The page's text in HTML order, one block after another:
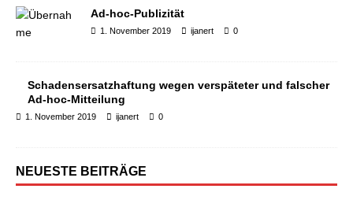
Ad-hoc-Publizität
1. November 2019 ijanert 0
Schadensersatzhaftung wegen verspäteter und falscher
Ad-hoc-Mitteilung
1. November 2019 ijanert 0
NEUESTE BEITRÄGE